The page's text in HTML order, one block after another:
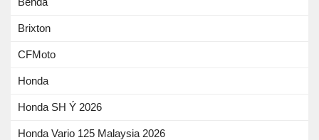
Brixton
CFMoto
Honda
Honda SH Ý 2026
Honda Vario 125 Malaysia 2026